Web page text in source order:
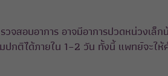
สอบอาการ อาจมีอาการปวดหน่วงเล็
กติได้ภายใน 1–2 วัน ทั้งนี้ แพทย์จะให้